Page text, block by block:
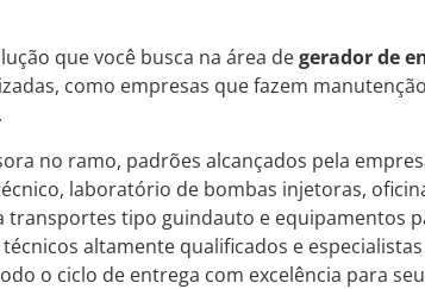
que você busca na área degerador de
como empresas que fazem
no ramo, padrões alcançados pela
laboratório de bombas injetoras,
tipo guindauto e equipamentos
altamente qualificados e
o ciclo de entrega com excelência para